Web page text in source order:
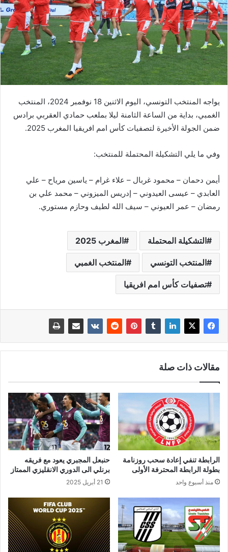
يواجه المنتخب التونسي، اليوم الاثنين 18 نوفمبر 2024، المنتخب
الغمبي، بداية من الساعة الثامنة ليلا بملعب حمادي العقربي برادس
ضمن الجولة الأخيرة لتصفيات كأس امم افريقيا المغرب 2025.
وفي ما يلي التشكيلة المحتملة للمنتخب:
أيمن دحمان – محمود غربال – علاء غرام – ياسين مرياح – علي
العابدي – عيسى العيدوني – إدريس الميزوني – محمد علي بن
رمضان – عمر العيوني – سيف الله لطيف وحازم مستوري.
التشكيلة المحتملة المغرب 2025
المنتخب التونسي المنتخب الغمبي
تصفيات كأس امم افريقيا
مقالات ذات صلة
الرابطة تنفي إعادة سحب روزنامة
بطولة الرابطة المحترفة الأولى
منذ أسبوع واحد
حنبعل المجبري يعود مع فريقه
برنلي الى الدوري الانقليزي الممتاز
21 أبريل 2025